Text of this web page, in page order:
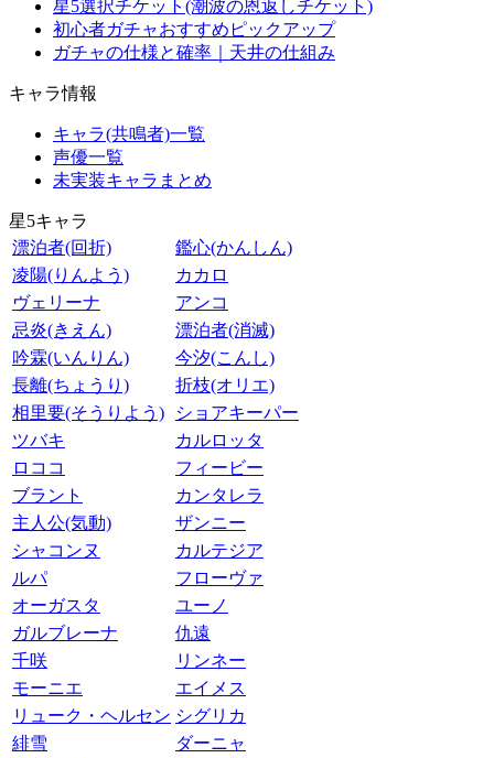
星5選択チケット(潮波の恩返しチケット)
初心者ガチャおすすめピックアップ
ガチャの仕様と確率｜天井の仕組み
キャラ情報
キャラ(共鳴者)一覧
声優一覧
未実装キャラまとめ
星5キャラ
漂泊者(回折)
鑑心(かんしん)
凌陽(りんよう)
カカロ
ヴェリーナ
アンコ
忌炎(きえん)
漂泊者(消滅)
吟霖(いんりん)
今汐(こんし)
長離(ちょうり)
折枝(オリエ)
相里要(そうりよう)
ショアキーパー
ツバキ
カルロッタ
ロココ
フィービー
ブラント
カンタレラ
主人公(気動)
ザンニー
シャコンヌ
カルテジア
ルパ
フローヴァ
オーガスタ
ユーノ
ガルブレーナ
仇遠
千咲
リンネー
モーニエ
エイメス
リューク・ヘルセン シグリカ
緋雪
ダーニャ